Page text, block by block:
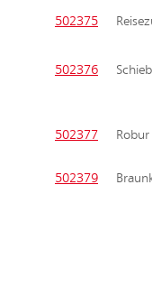
502375
502376
502377
502379